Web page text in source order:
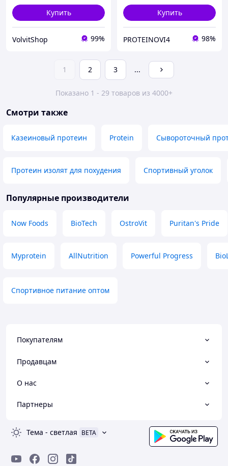
Купить
VolvitShop 99%
Купить
PROTEINOVI4 98%
1 2 3 ...
Показано 1 - 29 товаров из 4000+
Смотри также
Казеиновый протеин Protein Сывороточный
Протеин изолят для похудения Спортивный уголок
Популярные производители
Now Foods BioTech OstroVit Puritan's Pride
Myprotein AllNutrition Powerful Progress
Спортивное питание оптом
Покупателям
Продавцам
О нас
Партнеры
Тема - светлая BETA